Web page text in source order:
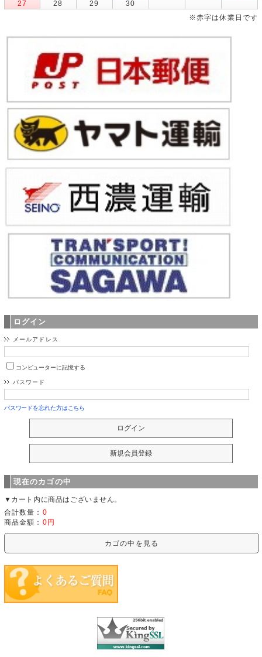
27
28 29
30
※赤字は休業日です
ログイン
メールアドレス
コンピューターに記憶する
パスワード
パスワードを忘れた方はこちら
現在のカゴの中
▼カート内に商品はございません。
合計数量： 0
商品金額： 0円
カゴの中を見る